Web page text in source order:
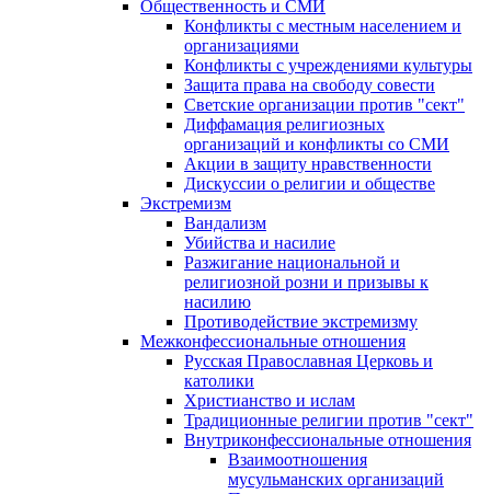
Общественность и СМИ
Конфликты с местным населением и
организациями
Конфликты с учреждениями культуры
Защита права на свободу совести
Светские организации против "сект"
Диффамация религиозных
организаций и конфликты со СМИ
Акции в защиту нравственности
Дискуссии о религии и обществе
Экстремизм
Вандализм
Убийства и насилие
Разжигание национальной и
религиозной розни и призывы к
насилию
Противодействие экстремизму
Межконфессиональные отношения
Русская Православная Церковь и
католики
Христианство и ислам
Традиционные религии против "сект"
Внутриконфессиональные отношения
Взаимоотношения
мусульманских организаций